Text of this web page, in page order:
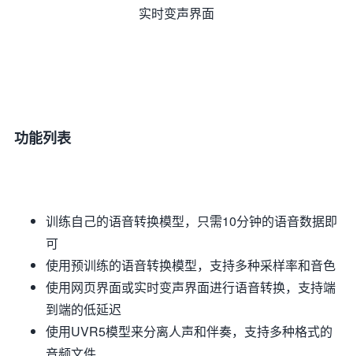
实时变声界面
功能列表
训练自己的语音转换模型，只需10分钟的语音数据即
可
使用预训练的语音转换模型，支持多种采样率和音色
使用网页界面或实时变声界面进行语音转换，支持端
到端的低延迟
使用UVR5模型来分离人声和伴奏，支持多种格式的